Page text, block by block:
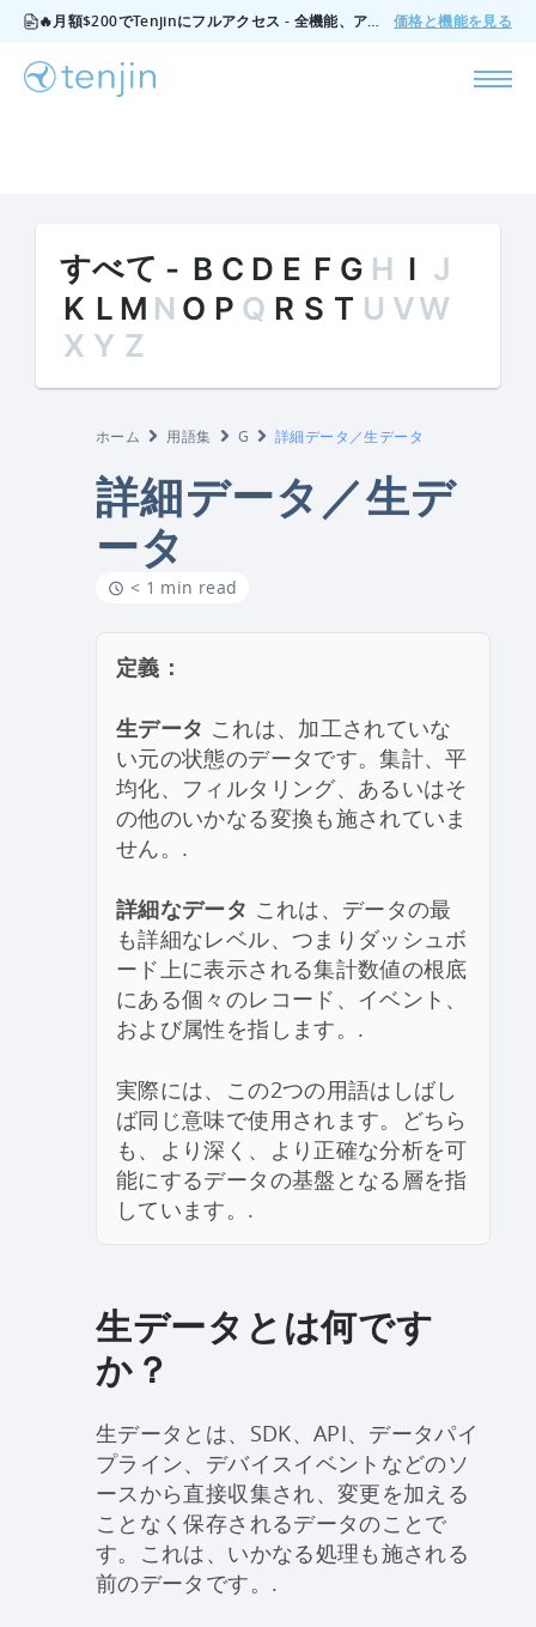
🔥月額$200でTenjinにフルアクセス - 全機能、アドオンなし、いつでもキャンセル可能。 価格と機能を見る
すべて - B C D E F G H I J
K L M N O P Q R S T U VW
X Y Z
ホーム 用語集 G 詳細データ／生データ
詳細データ／生デ
ータ
< 1 min read
定義：
生データ これは、加工されていな
い元の状態のデータです。集計、平
均化、フィルタリング、あるいはそ
の他のいかなる変換も施されていま
せん。.
詳細なデータ これは、データの最
も詳細なレベル、つまりダッシュボ
ード上に表示される集計数値の根底
にある個々のレコード、イベント、
および属性を指します。.
実際には、この2つの用語はしばし
ば同じ意味で使用されます。どちら
も、より深く、より正確な分析を可
能にするデータの基盤となる層を指
しています。.
生データとは何です
か？
生データとは、SDK、API、データパイ
プライン、デバイスイベントなどのソ
ースから直接収集され、変更を加える
ことなく保存されるデータのことで
す。これは、いかなる処理も施される
前のデータです。.